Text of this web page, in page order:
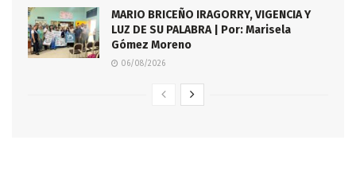
MARIO BRICEÑO IRAGORRY, VIGENCIA Y
LUZ DE SU PALABRA | Por: Marisela
Gómez Moreno
06/08/2026